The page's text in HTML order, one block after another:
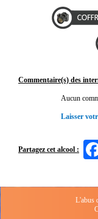
Commentaire(s) des
Aucun
Laisser
Partagez cet alcool :
L'abus